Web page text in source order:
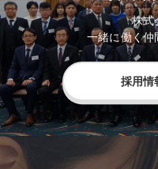
株式
一緒に働く仲
採用情